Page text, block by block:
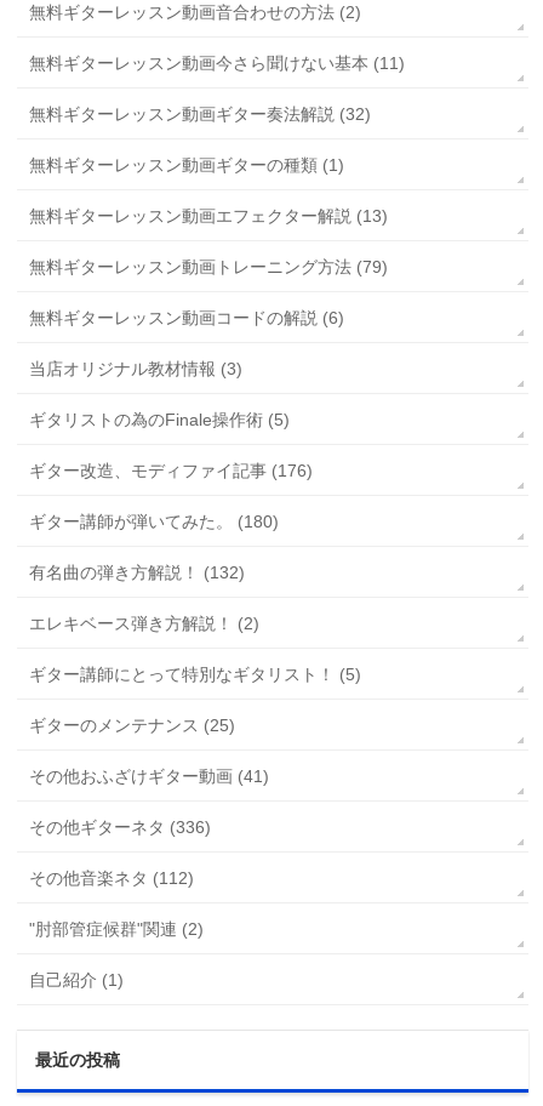
無料ギターレッスン動画音合わせの方法 (2)
無料ギターレッスン動画今さら聞けない基本 (11)
無料ギターレッスン動画ギター奏法解説 (32)
無料ギターレッスン動画ギターの種類 (1)
無料ギターレッスン動画エフェクター解説 (13)
無料ギターレッスン動画トレーニング方法 (79)
無料ギターレッスン動画コードの解説 (6)
当店オリジナル教材情報 (3)
ギタリストの為のFinale操作術 (5)
ギター改造、モディファイ記事 (176)
ギター講師が弾いてみた。 (180)
有名曲の弾き方解説！ (132)
エレキベース弾き方解説！ (2)
ギター講師にとって特別なギタリスト！ (5)
ギターのメンテナンス (25)
その他おふざけギター動画 (41)
その他ギターネタ (336)
その他音楽ネタ (112)
"肘部管症候群"関連 (2)
自己紹介 (1)
最近の投稿